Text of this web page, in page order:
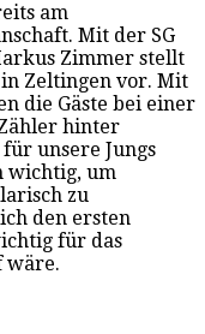
am
Mit der SG
Zimmer stellt
Zeltingen vor. Mit
die Gäste bei einer
hinter
unsere Jungs
wichtig, um
zu
den ersten
für das
wäre.